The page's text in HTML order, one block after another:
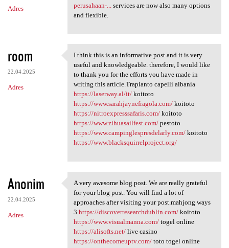
Adres
perusahaan-...
services are now also many options
and flexible.
room
22.04.2025
Adres
I think this is an
I think this is an informative post and it is very
useful and knowledgeable. therefore, I would like
to thank you for the efforts you have made in
writing this article.Trapianto capelli albania
https://laserway.al/it/koitoto
https://www.sarahjaynefragola.com/koitoto
https://nitroexpresssafaris.com/koitoto
https://www.zihuasailfest.com/pestoto
https://www.campinglespresdelarly.com/koitoto
https://www.blacksquirrelproject.org/
Anonim
22.04.2025
Adres
A very awesome blog post. We
A very awesome blog post. We are really grateful
for your blog post. You will find a lot of
approaches after visiting your post.mahjong ways
3 https://discoverresearchdublin.com/koitoto
https://www.visualmanna.com/togel online
https://alisofts.net/live casino
https://onthecomeuptv.com/toto togel online